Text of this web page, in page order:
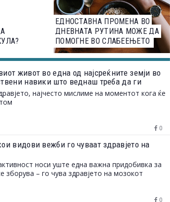
ЕДНОСТАВНА ПРОМЕНА ВО
ДНЕВНАТА РУТИНА МОЖЕ ДА
ПОМОГНЕ ВО СЛАБЕЕЊЕТО
живот во една од најсреќните земји во
навики што веднаш треба да ги
најчесто мислиме на моментот кога ќе
0
видови вежби го чуваат здравјето на
носи уште една важна придобивка за
зборува – го чува здравјето на мозокот
0